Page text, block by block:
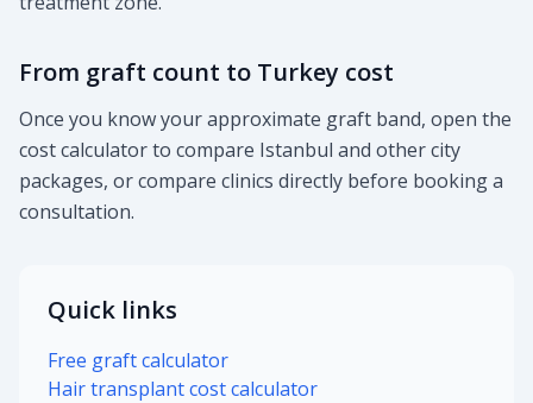
From graft count to Turkey cost
Once you know your approximate graft band, open the
cost calculator to compare Istanbul and other city
packages, or compare clinics directly before booking a
consultation.
Quick links
Free graft calculator
Hair transplant cost calculator